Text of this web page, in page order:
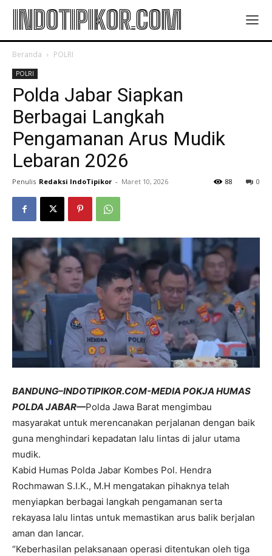
INDOTIPIKOR.COM
Beranda POLRI
POLRI
Polda Jabar Siapkan
Berbagai Langkah
Pengamanan Arus Mudik
Lebaran 2026
Penulis Redaksi IndoTipikor - Maret 10, 2026 0
88
BANDUNG–INDOTIPIKOR.COM-MEDIA POKJA HUMAS
POLDA JABAR—Polda Jawa Barat mengimbau
masyarakat untuk merencanakan perjalanan dengan baik
guna menghindari kepadatan lalu lintas di jalur utama
mudik.
Kabid Humas Polda Jabar Kombes Pol. Hendra
Rochmawan S.I.K., M.H mengatakan pihaknya telah
menyiapkan berbagai langkah pengamanan serta
rekayasa lalu lintas untuk memastikan arus balik berjalan
aman dan lancar.
“Keberhasilan pelaksanaan operasi ditentukan oleh tiga